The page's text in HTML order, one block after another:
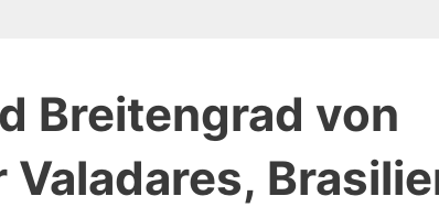
Breitengrad von
Valadares,